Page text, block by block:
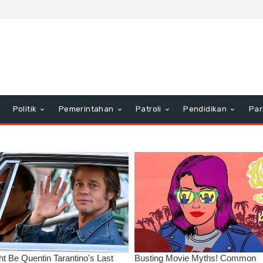
Politik Pemerintahan Patroli Pendidikan